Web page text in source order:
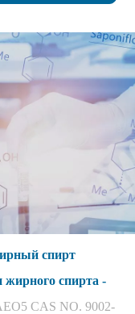
спирт
жирного спирта -
CAS NO. 9002-